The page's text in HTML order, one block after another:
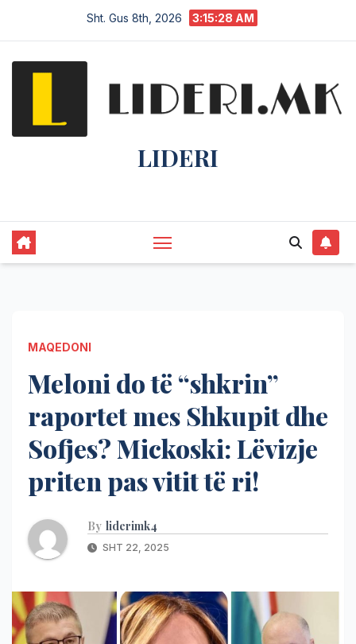
Sht. Gus 8th, 2026 3:15:29 AM
LIDERI
MAQEDONI
Meloni do të “shkrin”
raportet mes Shkupit dhe
Sofjes? Mickoski: Lëvizje
priten pas vitit të ri!
By liderimk4
SHT 22, 2025